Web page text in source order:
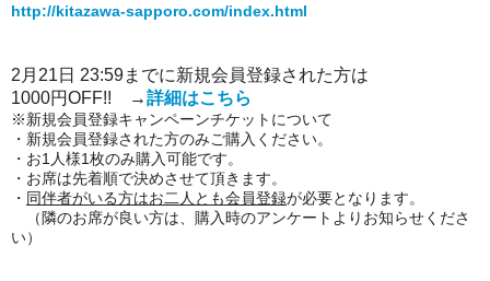
http://kitazawa-sapporo.com/index.html
2月21日 23:59までに新規会員登録された方は
1000円OFF!! →詳細はこちら
※新規会員登録キャンペーンチケットについて
・新規会員登録された方のみご購入ください。
・お1人様1枚のみ購入可能です。
・お席は先着順で決めさせて頂きます。
・ 同伴者がいる方はお二人とも会員登録が必要となります。
（隣のお席が良い方は、購入時のアンケートよりお知らせくださ
い）